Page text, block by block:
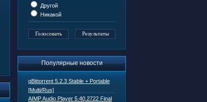
Другой
Никакой
Популярные новости
qBittorrent 5.2.3 Stable + Portable
[Multi/Rus]
AIMP Audio Player 5.40.2722 Final